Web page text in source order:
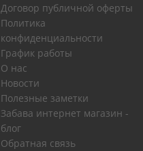
Договор публичной оферты
Политика
конфиденциальности
График работы
О нас
Новости
Полезные заметки
Забава интернет магазин -
блог
Обратная связь